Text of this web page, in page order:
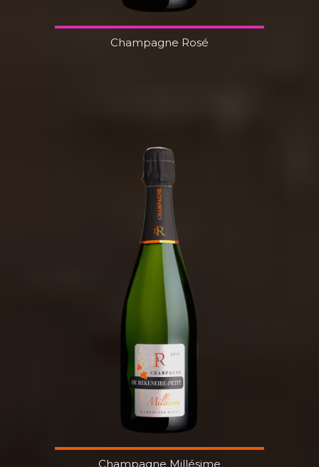
Champagne Rosé
Champagne Millésime